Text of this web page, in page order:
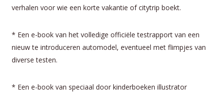
verhalen voor wie een korte vakantie of citytrip boekt.
* Een e-book van het volledige officiële testrapport van een
nieuw te introduceren automodel, eventueel met flimpjes van
diverse testen.
* Een e-book van speciaal door kinderboeken illustrator